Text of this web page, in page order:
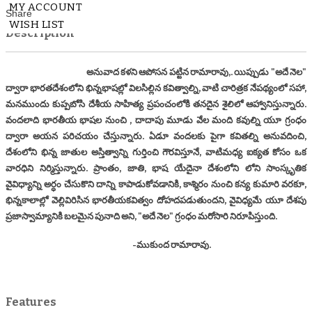
MY ACCOUNT
WISH LIST
Description
అనువాద కళని ఆపోసన పట్టిన రామారావు,. యిప్పుడు "అదే నెల"
ద్వారా భారతదేశంలోని భిన్నభాషల్లో విలసిల్లిన కవిత్వాల్ని, వాటి చారిత్రక నేపథ్యంలో సహా,
మనముందు కుప్పబోసి దేశీయ సాహిత్య ప్రపంచంలోకి తనదైన శైలిలో ఆహ్వానిస్తున్నారు.
వందలాది భారతీయ భాషల నుంచి , దాదాపు మూడు వేల మంది కవుల్ని యూ గ్రంధం
ద్వారా అయన పరిచయం చేస్తున్నారు. ఏడూ వందలకు పైగా కవితల్ని అనువదించి,
దేశంలోని భిన్న జాతుల అస్తిత్వాన్ని గుర్తించి గౌరవిస్తూనే, వాటిమధ్య ఐక్యత కోసం ఒక
వారధిని నిర్మిస్తున్నారు. ప్రాంతం, జాతి, భాష యేదైనా దేశంలోని లోని సాంస్కృతిక
వైవిధ్యాన్ని అర్ధం చేసుకొని దాన్ని కాపాడుకోవడానికి, కాశ్మిరం నుంచి కన్య కుమారి వరకూ,
భిన్నకాలాల్లో వెల్లివిరిసిన భారతీయకవిత్వం దోహదపడుతుందని, వైవిధ్యమే యూ దేశపు
ప్రజాస్వామ్యానికి బలమైన పునాది అని, "అదే నెల" గ్రంధం మరోసారి నిరూపిస్తుంది.
-ముకుంద రామారావు.
Features